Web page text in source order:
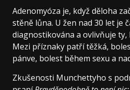
Adenomyóza je, když děloha
stěně lůna. U žen nad 30 let je
diagnostikována a ovlivňuje
Mezi příznaky patří těžká,
pánve, bolest během sexu a
Zkušenosti Munchettyho s